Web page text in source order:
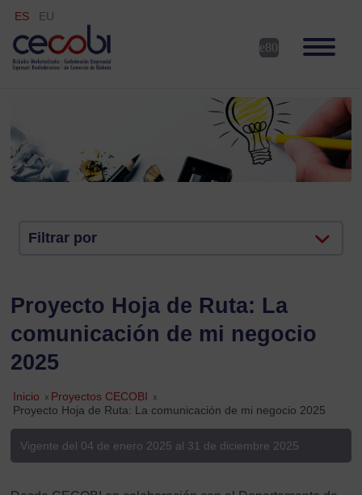
ES EU
Filtrar por
Proyecto Hoja de Ruta: La
comunicación de mi negocio
2025
Inicio » Proyectos CECOBI »
Proyecto Hoja de Ruta: La comunicación de mi negocio 2025
Vigente del 04 de enero 2025 al 31 de diciembre 2025